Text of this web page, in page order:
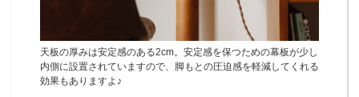
天板の厚みは安定感のある2cm。安定感を保つための幕板が少し
内側に設置されていますので、脚もとの圧迫感を軽減してくれる
効果もありますよ♪